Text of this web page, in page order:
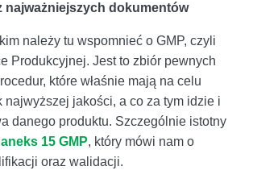
najważniejszych dokumentów
należy tu wspomnieć o GMP, czyli
Produkcyjnej. Jest to zbiór pewnych
które właśnie mają na celu
najwyższej jakości, a co za tym idzie i
danego produktu. Szczególnie istotny
aneks 15 GMP, który mówi nam o
oraz walidacji.